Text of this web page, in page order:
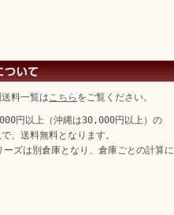
料一覧はこちら をご覧ください。
円以上（沖縄は30,000円以上）の
、送料無料となります。
ズは別倉庫となり、倉庫ごとの計算に